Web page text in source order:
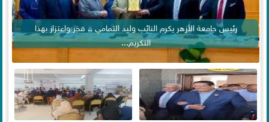
رئيس جامعة الأزهر يكرم النائب وليد التمامي .. فخر واعتزاز بهذا
التكريم...